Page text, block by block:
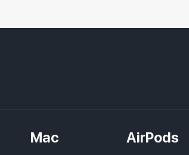
Mac AirPods